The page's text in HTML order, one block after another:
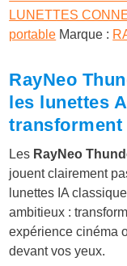
LUNETTES
portable Marque :
RayNeo
les lunettes
transforment
Les RayNeo
jouent clairement
lunettes IA
ambitieux :
expérience cinéma
devant vos yeux.